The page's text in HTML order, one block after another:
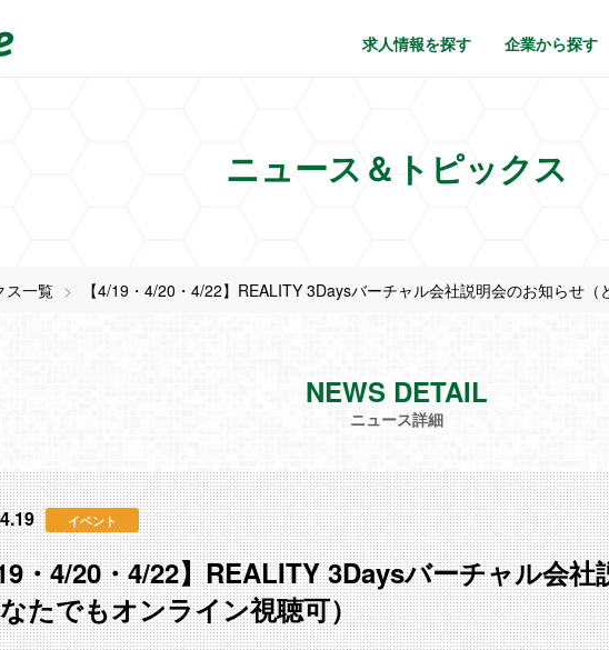
求人情報を探す 企業から探す
ニュース＆トピックス
ス一覧 【4/19・4/20・4/22】REALITY 3Daysバーチャル会社説明会のお知らせ（
NEWS DETAIL
ニュース詳細
イベント
・4/20・4/22】REALITY 3Daysバーチャル会社
たでもオンライン視聴可）